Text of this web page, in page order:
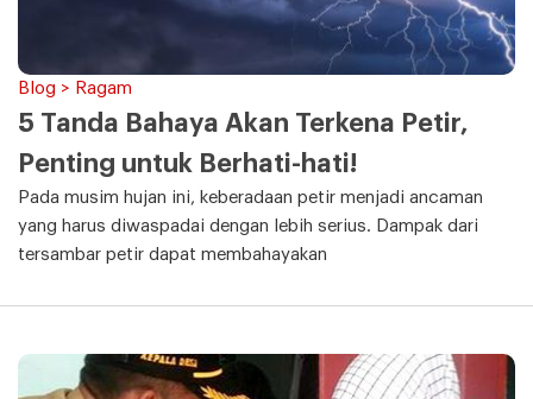
Blog > Ragam
5 Tanda Bahaya Akan Terkena Petir,
Penting untuk Berhati-hati!
Pada musim hujan ini, keberadaan petir menjadi ancaman
yang harus diwaspadai dengan lebih serius. Dampak dari
tersambar petir dapat membahayakan